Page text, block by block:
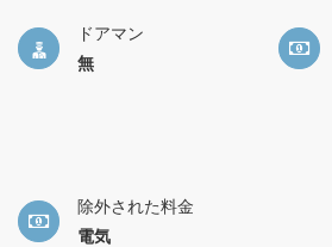
ドアマン
無
除外された料金
電気